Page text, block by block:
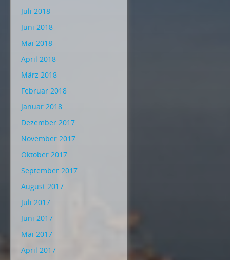
Juli 2018
Juni 2018
Mai 2018
April 2018
März 2018
Februar 2018
Januar 2018
Dezember 2017
November 2017
Oktober 2017
September 2017
August 2017
Juli 2017
Juni 2017
Mai 2017
April 2017